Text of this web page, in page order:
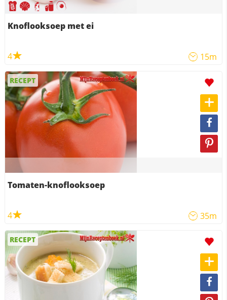
Knoflooksoep met ei
4 15m
RECEPT
Tomaten-knoflooksoep
4 35m
RECEPT